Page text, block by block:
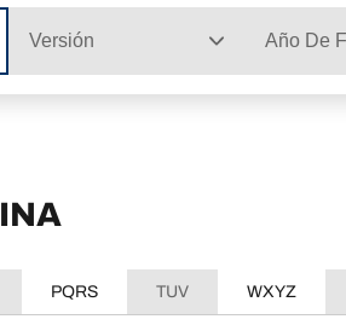
Versión Año De
PQRS TUV WXYZ